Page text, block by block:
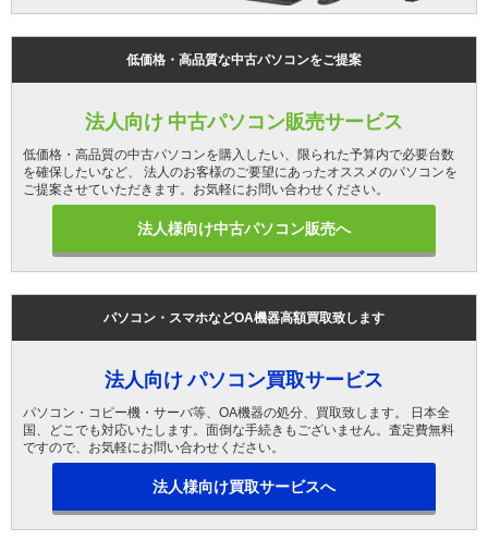
低価格・高品質な中古パソコンをご提案
法人向け 中古パソコン販売サービス
低価格・高品質の中古パソコンを購入したい、限られた予算内で必要台数
を確保したいなど、 法人のお客様のご要望にあったオススメのパソコンを
ご提案させていただきます。お気軽にお問い合わせください。
法人様向け中古パソコン販売へ
パソコン・スマホなどOA機器高額買取致します
法人向け パソコン買取サービス
パソコン・コピー機・サーバ等、OA機器の処分、買取致します。 日本全
国、どこでも対応いたします。面倒な手続きもございません。査定費無料
ですので、お気軽にお問い合わせください。
法人様向け買取サービスへ